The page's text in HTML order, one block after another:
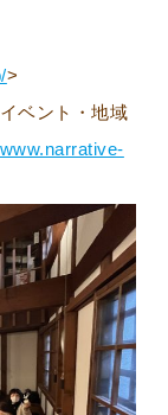
>
ベント・地域